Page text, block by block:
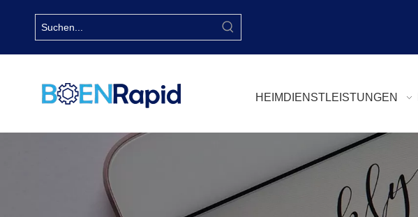
HEIM DIENSTLEISTUNGEN